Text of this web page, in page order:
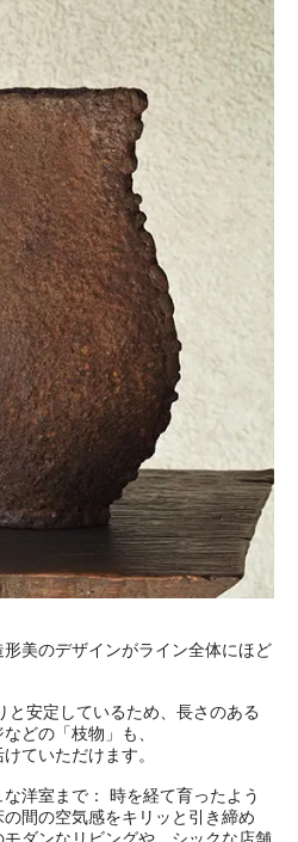
美のデザインがライン全体にほど
と安定しているため、長さのある
どの「枝物」も、
ていただけます。
洋室まで： 時を経て育ったよう
間の空気感をキリッと引き締め
ダンなリビングや、シックな店舗